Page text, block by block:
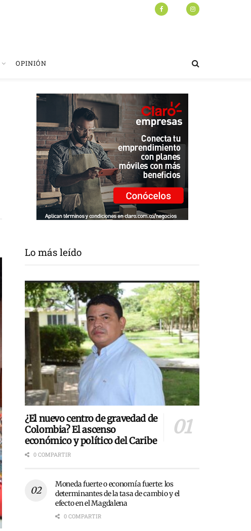
OPINIÓN
Lo más leído
¿El nuevo centro de gravedad de
Colombia? El ascenso
económico y político del Caribe
0 COMPARTIR
Moneda fuerte o economía fuerte: los
determinantes de la tasa de cambio y el
efecto en el Magdalena
0 COMPARTIR